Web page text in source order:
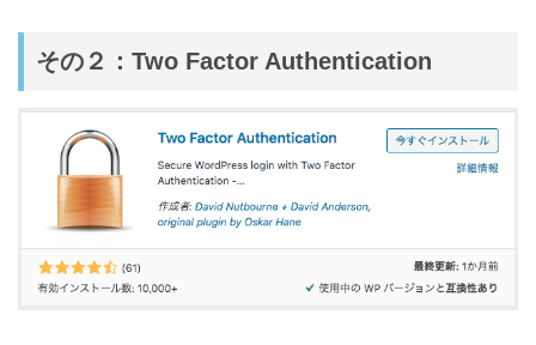
その２：Two Factor Authentication